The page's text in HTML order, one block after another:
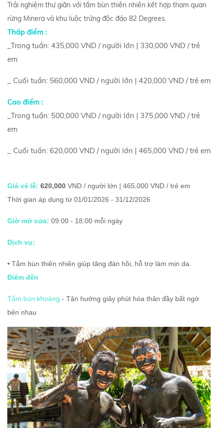
Trải nghiệm thư giãn với tắm bùn thiên nhiên kết hợp tham quan
rừng Minera và khu luộc trứng độc đáo 82 Degrees.
Thấp điểm :
_Trong tuần: 435,000 VND / người lớn | 330,000 VND / trẻ
em
_ Cuối tuần: 560,000 VND / người lớn | 420,000 VND / trẻ em
Cao điểm :
_Trong tuần: 500,000 VND / người lớn | 375,000 VND / trẻ
em
_ Cuối tuần: 620,000 VND / người lớn | 465,000 VND / trẻ em
Giá vé lễ: 620,000 VND / người lớn | 465,000 VND / trẻ em
Thời gian áp dụng từ 01/01/2026 - 31/12/2026
Giờ mở cửa: 09:00 - 18:00 mỗi ngày
Dịch vụ:
• Tắm bùn thiên nhiên giúp tăng đàn hồi, hỗ trợ làm mịn da.
Điểm đến
Tắm bùn khoáng - Tận hưởng giây phút hóa thân đầy bất ngờ
bên nhau